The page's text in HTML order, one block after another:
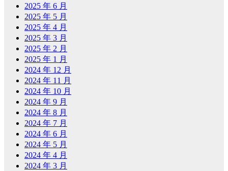
2025 年 6 月
2025 年 5 月
2025 年 4 月
2025 年 3 月
2025 年 2 月
2025 年 1 月
2024 年 12 月
2024 年 11 月
2024 年 10 月
2024 年 9 月
2024 年 8 月
2024 年 7 月
2024 年 6 月
2024 年 5 月
2024 年 4 月
2024 年 3 月